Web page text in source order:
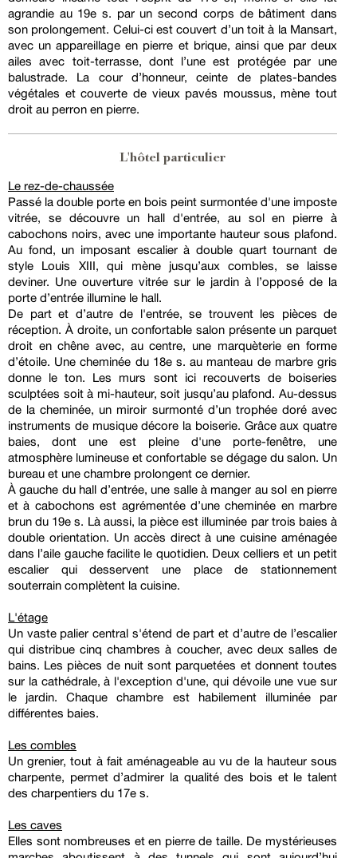
agrandie au 19e s. par un second corps de bâtiment dans
son prolongement. Celui-ci est couvert d’un toit à la Mansart,
avec un appareillage en pierre et brique, ainsi que par deux
ailes avec toit-terrasse, dont l’une est protégée par une
balustrade. La cour d’honneur, ceinte de plates-bandes
végétales et couverte de vieux pavés moussus, mène tout
droit au perron en pierre.
L'hôtel particulier
Le rez-de-chaussée
Passé la double porte en bois peint surmontée d'une imposte
vitrée, se découvre un hall d'entrée, au sol en pierre à
cabochons noirs, avec une importante hauteur sous plafond.
Au fond, un imposant escalier à double quart tournant de
style Louis XIII, qui mène jusqu’aux combles, se laisse
deviner. Une ouverture vitrée sur le jardin à l’opposé de la
porte d’entrée illumine le hall.
De part et d’autre de l'entrée, se trouvent les pièces de
réception. À droite, un confortable salon présente un parquet
droit en chêne avec, au centre, une marquèterie en forme
d’étoile. Une cheminée du 18e s. au manteau de marbre gris
donne le ton. Les murs sont ici recouverts de boiseries
sculptées soit à mi-hauteur, soit jusqu’au plafond. Au-dessus
de la cheminée, un miroir surmonté d’un trophée doré avec
instruments de musique décore la boiserie. Grâce aux quatre
baies, dont une est pleine d'une porte-fenêtre, une
atmosphère lumineuse et confortable se dégage du salon. Un
bureau et une chambre prolongent ce dernier.
À gauche du hall d’entrée, une salle à manger au sol en pierre
et à cabochons est agrémentée d’une cheminée en marbre
brun du 19e s. Là aussi, la pièce est illuminée par trois baies à
double orientation. Un accès direct à une cuisine aménagée
dans l’aile gauche facilite le quotidien. Deux celliers et un petit
escalier qui desservent une place de stationnement
souterrain complètent la cuisine.
L'étage
Un vaste palier central s'étend de part et d’autre de l’escalier
qui distribue cinq chambres à coucher, avec deux salles de
bains. Les pièces de nuit sont parquetées et donnent toutes
sur la cathédrale, à l'exception d'une, qui dévoile une vue sur
le jardin. Chaque chambre est habilement illuminée par
différentes baies.
Les combles
Un grenier, tout à fait aménageable au vu de la hauteur sous
charpente, permet d’admirer la qualité des bois et le talent
des charpentiers du 17e s.
Les caves
Elles sont nombreuses et en pierre de taille. De mystérieuses